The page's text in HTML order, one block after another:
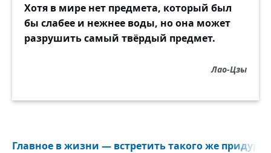
Хотя в мире нет предмета, который был
бы слабее и нежнее воды, но она может
разрушить самый твёрдый предмет.
Лао-Цзы
Главное в жизни — встретить такого же